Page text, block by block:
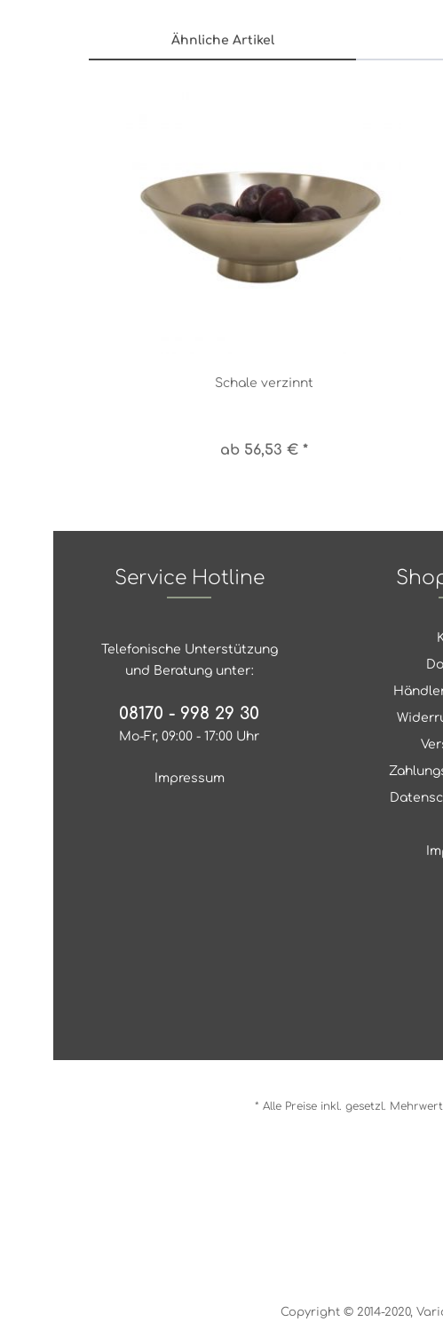
Ähnliche Artikel
Schale verzinnt
ab 56,53 € *
Service Hotline
Telefonische Unterstützung
und Beratung unter:
08170 - 998 29 30
Mo-Fr, 09:00 - 17:00 Uhr
Impressum
* Alle Preise inkl. gesetzl.
Copyright © 2014-2020,